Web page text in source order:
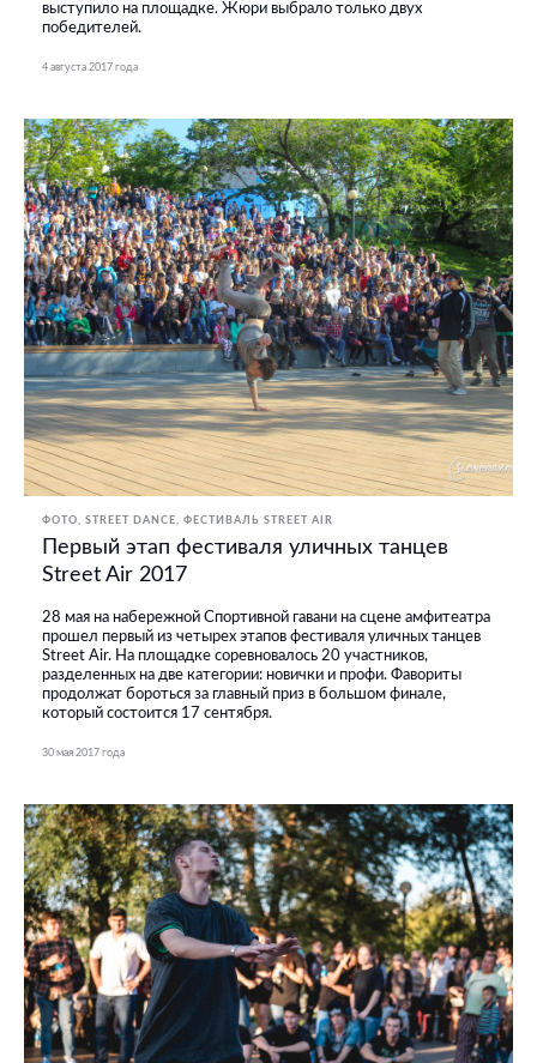
выступило на площадке. Жюри выбрало только двух
победителей.
4 августа 2017 года
ФОТО STREET DANCE ФЕСТИВАЛЬ STREET AIR
Первый этап фестиваля уличных танцев
Street Air 2017
28 мая на набережной Спортивной гавани на сцене амфитеатра
прошел первый из четырех этапов фестиваля уличных танцев
Street Air. На площадке соревновалось 20 участников,
разделенных на две категории: новички и профи. Фавориты
продолжат бороться за главный приз в большом финале,
который состоится 17 сентября.
30 мая 2017 года